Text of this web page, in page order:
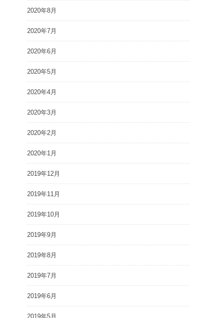
2020年8月
2020年7月
2020年6月
2020年5月
2020年4月
2020年3月
2020年2月
2020年1月
2019年12月
2019年11月
2019年10月
2019年9月
2019年8月
2019年7月
2019年6月
2019年5月